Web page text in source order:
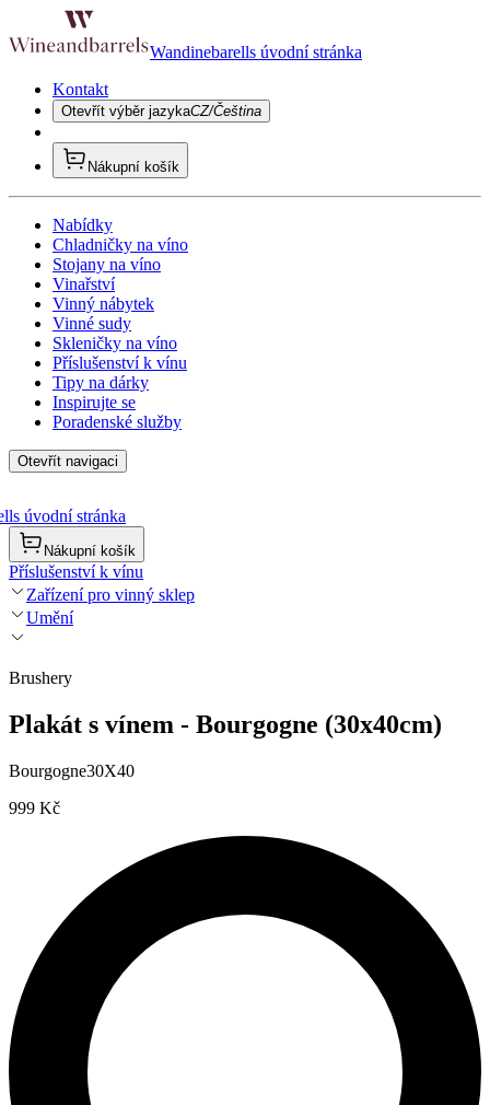
Wandinebarells úvodní stránka
Kontakt
Otevřít výběr jazykaCZ/Čeština
Nákupní košík
Nabídky
Chladničky na víno
Stojany na víno
Vinařství
Vinný nábytek
Vinné sudy
Skleničky na víno
Příslušenství k vínu
Tipy na dárky
Inspirujte se
Poradenské služby
Otevřít navigaci
úvodní stránka
Nákupní košík
Příslušenství k vínu
Zařízení pro vinný sklep
Umění
Brushery
Plakát s vínem - Bourgogne (30x40cm)
Bourgogne30X40
999 Kč